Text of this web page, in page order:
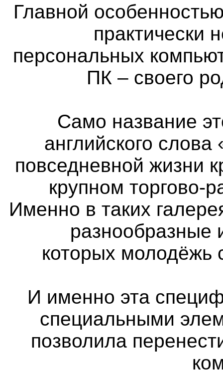
Главной
практически
персональных
ПК – своего
Само название
английского
повседневной жизни
крупном торгово-
Именно в таких
разнообразные
которых молодёжь
И именно эта
специальными
позволила